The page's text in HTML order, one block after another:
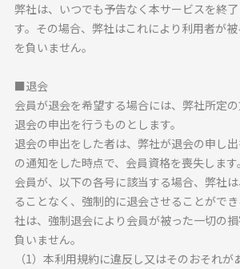
弊社は、いつでも予告なく本サービスを終
す。その場合、弊社はこれにより利用者が
を負いません。
■退会
会員が退会を希望する場合には、弊社所定
退会の申出を行うものとします。
退会の申出をした者は、弊社が退会の申し
の通知をした時点で、会員資格を喪失します。
会員が、以下の各号に該当する場合、弊社
ることなく、強制的に退会させることがで
社は、強制退会により会員が被った一切の
負いません。
（1）本利用規約に違反し又はそのおそれが